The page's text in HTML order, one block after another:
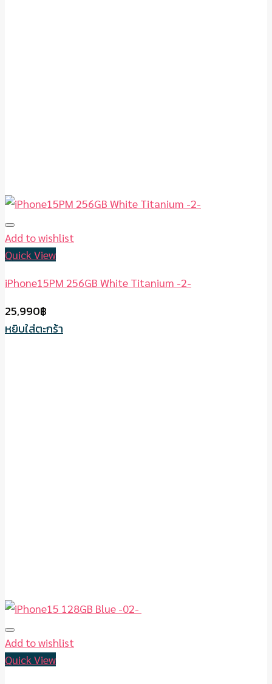
Add to wishlist
Quick View
iPhone15PM 256GB White Titanium -2-
25,990฿
หยิบใส่ตะกร้า
Add to wishlist
Quick View